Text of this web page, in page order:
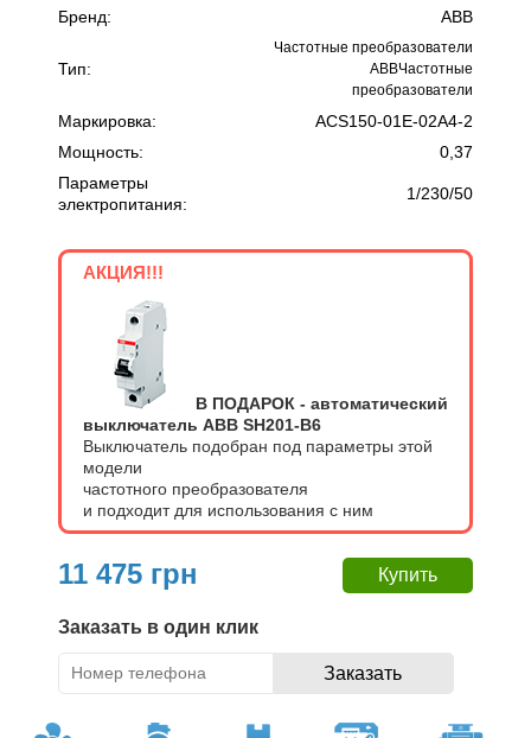
Бренд: ABB
Тип:
Частотные преобразователи
ABBЧастотные
преобразователи
Маркировка:
ACS150-01E-02A4-2
Мощность:
0,37
Параметры
электропитания:
1/230/50
АКЦИЯ!!!
В ПОДАРОК - автоматический
выключатель ABB SH201-В6
Выключатель подобран под параметры этой
модели
частотного преобразователя
и подходит для использования с ним
11 475 грн
Заказать в один клик